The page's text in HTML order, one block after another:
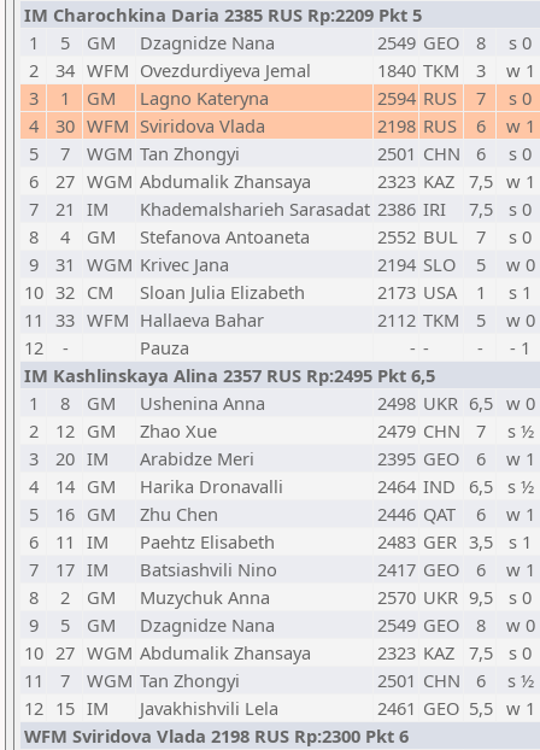
IM Charochkina Daria 2385 RUS Rp:2209 Pkt 5
1
5 GM Dzagnidze Nana 2549 GEO 8
s 0
2
34 WFM Ovezdurdiyeva Jemal 1840 TKM 3
w 1
3
1 GM Lagno Kateryna 2594 RUS 7
s 0
4
30 WFM Sviridova Vlada 2198 RUS 6
w 1
5
7 WGM Tan Zhongyi 2501 CHN 6
s 0
6
27 WGM Abdumalik Zhansaya 2323 KAZ 7,5 w 1
7
21 IM Khademalsharieh Sarasadat 2386 IRI 7,5
s 0
8
4 GM Stefanova Antoaneta 2552 BUL 7
s 0
9
31 WGM Krivec Jana 2194 SLO 5
w 0
10 32 CM Sloan Julia Elizabeth 2173 USA 1
s 1
11 33 WFM Hallaeva Bahar 2112 TKM 5
w 0
12
- Pauza - - -
- 1
IM Kashlinskaya Alina 2357 RUS Rp:2495 Pkt 6,5
1
8 GM Ushenina Anna 2498 UKR 6,5 w 0
2
12 GM Zhao Xue 2479 CHN 7
s ½
3
20 IM Arabidze Meri 2395 GEO 6
w 1
4
14 GM Harika Dronavalli 2464 IND 6,5
s ½
5
16 GM Zhu Chen 2446 QAT 6
w 1
6
11 IM Paehtz Elisabeth 2483 GER 3,5
s 1
7
17 IM Batsiashvili Nino 2417 GEO 6
w 1
8
2 GM Muzychuk Anna 2570 UKR 9,5
s 0
9
5 GM Dzagnidze Nana 2549 GEO 8
w 0
10 27 WGM Abdumalik Zhansaya 2323 KAZ 7,5
s 0
11
7 WGM Tan Zhongyi 2501 CHN 6
s ½
12 15 IM Javakhishvili Lela 2461 GEO 5,5 w 1
WFM Sviridova Vlada 2198 RUS Rp:2300 Pkt 6